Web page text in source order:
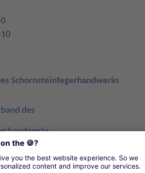
Schornsteinfegerhandwerks
des